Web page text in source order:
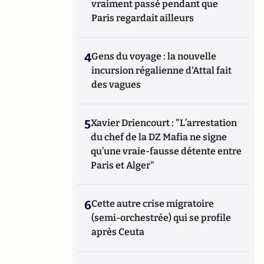
vraiment passé pendant que
Paris regardait ailleurs
4Gens du voyage : la nouvelle
incursion régalienne d'Attal fait
des vagues
5Xavier Driencourt : "L’arrestation
du chef de la DZ Mafia ne signe
qu’une vraie-fausse détente entre
Paris et Alger"
6Cette autre crise migratoire
(semi-orchestrée) qui se profile
après Ceuta